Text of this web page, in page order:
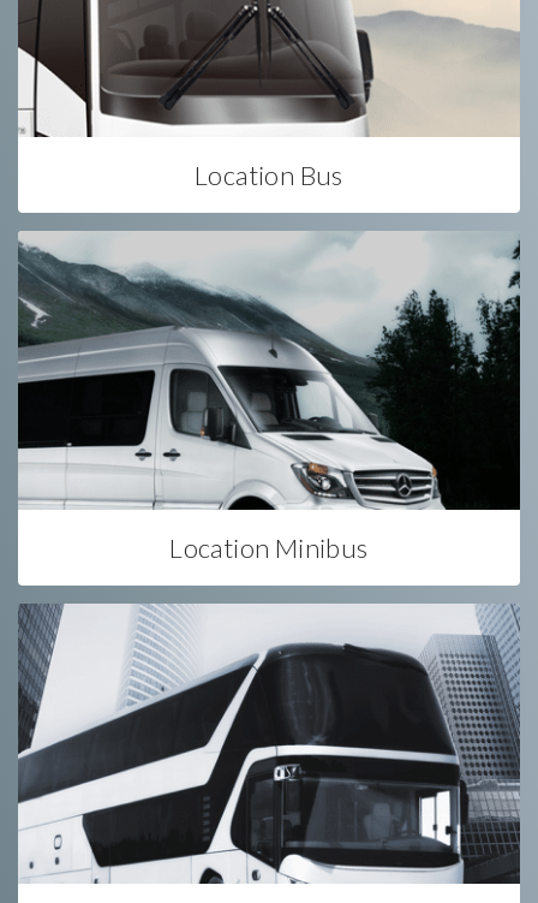
Location Bus
Location Minibus